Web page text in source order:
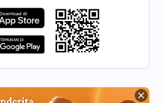
para Pemimpin dan
(21)" (Pasal Tiga)
Tuhan | "Tanggung